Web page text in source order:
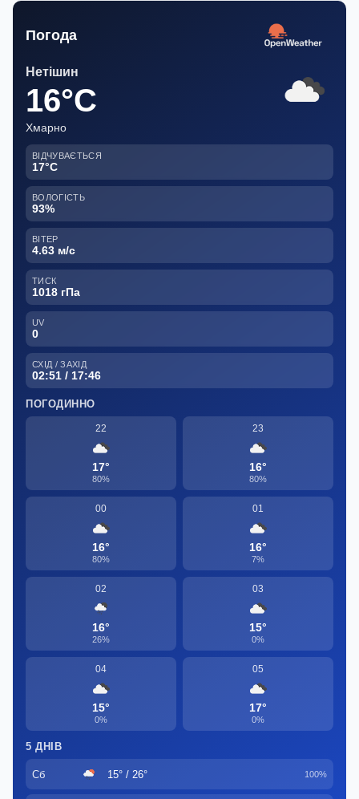
Погода
Нетішин
16°C
Хмарно
ВІДЧУВАЄТЬСЯ
17°C
ВОЛОГІСТЬ
93%
ВІТЕР
4.63 м/с
ТИСК
1018 гПа
UV
0
СХІД / ЗАХІД
02:51 / 17:46
ПОГОДИННО
22
17°
80%
23
16°
80%
00
16°
80%
01
16°
7%
02
16°
26%
03
15°
0%
04
15°
0%
05
17°
0%
5 ДНІВ
Сб 15° / 26° 100%